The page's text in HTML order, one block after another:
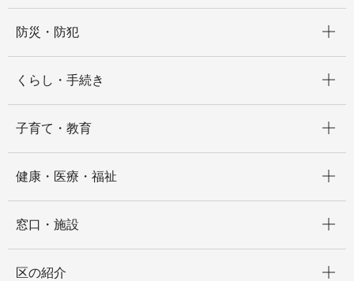
防災・防犯
くらし・手続き
子育て・教育
健康・医療・福祉
窓口・施設
区の紹介